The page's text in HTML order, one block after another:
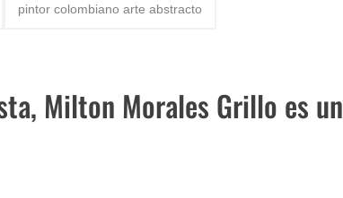
Biryulina Vita
Bellas del Mundo
pintor colombiano arte abstracto
Milton Morales Grillo es un